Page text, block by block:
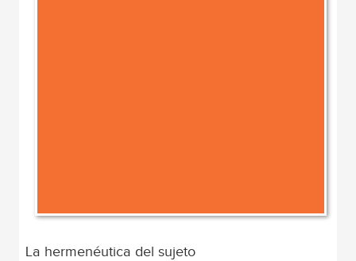
La hermenéutica del sujeto